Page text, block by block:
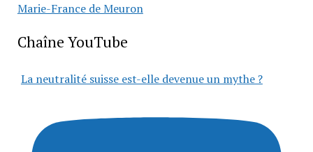
Marie-France de Meuron
Chaîne YouTube
La neutralité suisse est-elle devenue un mythe ?